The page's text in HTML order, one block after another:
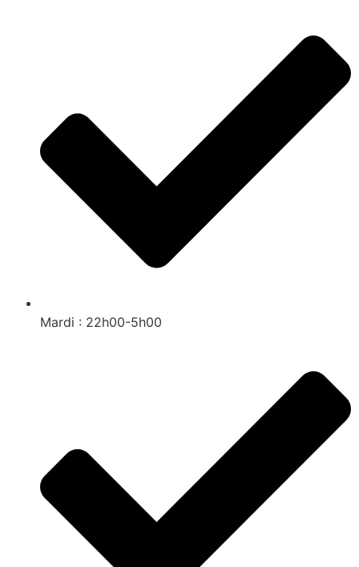
Mardi : 22h00-5h00